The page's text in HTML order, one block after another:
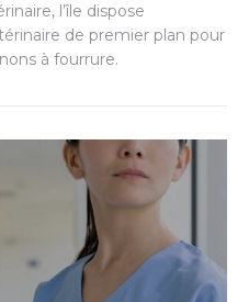
l’île dispose
de premier plan pour
à fourrure.